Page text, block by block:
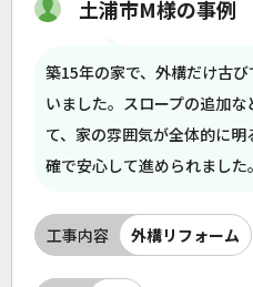
土浦市M様の事例
築15年の家で、外構だけ古
いました。スロープの追加
て、家の雰囲気が全体的に
確で安心して進められました。
工事内容 外構リフォーム